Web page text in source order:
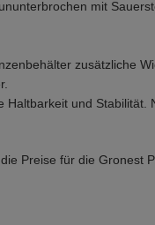
mit
zusätzliche
und
Preise für die